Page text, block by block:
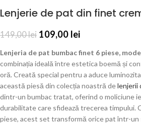
Lenjerie de pat din finet
149,00lei 109,00 lei
Lenjeria de pat bumbac finet 6 piese,
combinația ideală între estetica boemă și
oră. Creată special pentru a aduce
această piesă din colecția noastră delenjerii
dintr-un bumbac tratat, oferind o moliciune
durabilitate care sfidează trecerea timpului.
piese, acest set transformă orice pat într-un